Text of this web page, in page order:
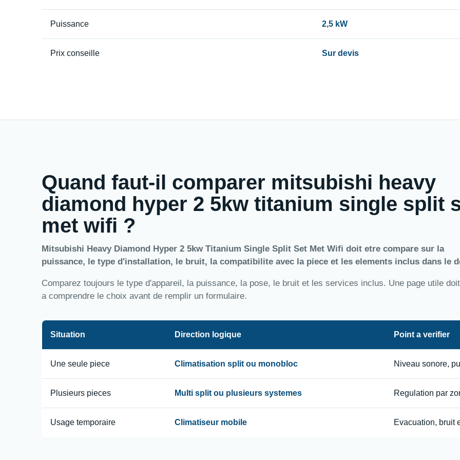
Puissance 2,5 kW
Prix conseille Sur devis
Quand faut-il comparer mitsubishi heavy
diamond hyper 2 5kw titanium single split
met wifi ?
Mitsubishi Heavy Diamond Hyper 2 5kw Titanium Single Split Set Met Wifi doit etre compare sur la
puissance, le type d'installation, le bruit, la compatibilite avec la piece et les elements inclus dans le
Comparez toujours le type d'appareil, la puissance, la pose, le bruit et les services inclus. Une page utile
a comprendre le choix avant de remplir un formulaire.
Situation Direction logique Point a verifier
Une seule piece Climatisation split ou monobloc Niveau sonore,
Plusieurs pieces Multi split ou plusieurs systemes Regulation par
Usage temporaire Climatiseur mobile Evacuation, bruit